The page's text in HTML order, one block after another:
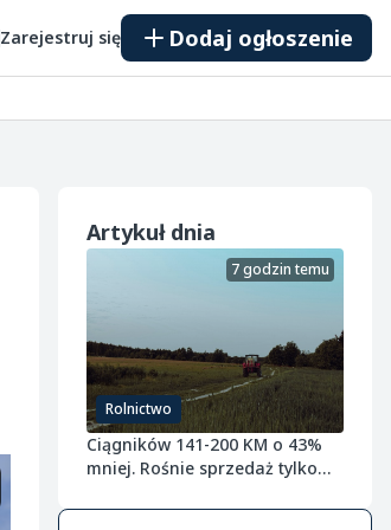
Zarejestruj się Dodaj ogłoszenie
Artykuł dnia
Rolnictwo
7 godzin temu
Ciągników 141-200 KM o 43%
mniej. Rośnie sprzedaż tylko